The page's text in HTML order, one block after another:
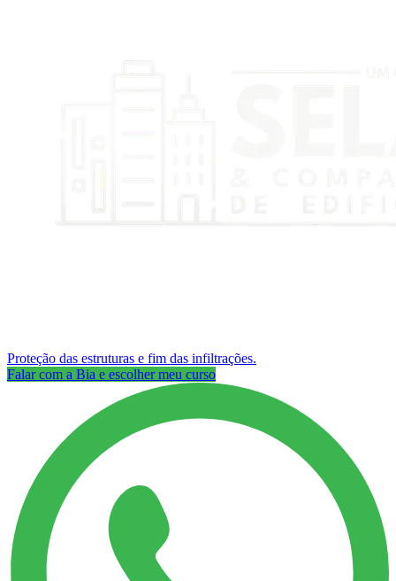
Proteção das estruturas e fim das infiltrações.
Falar com a Bia e escolher meu curso